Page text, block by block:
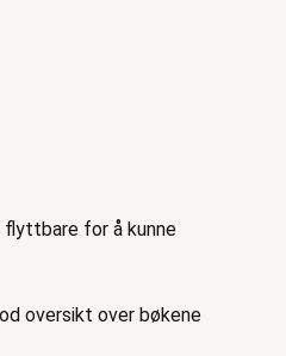
flyttbare for å kunne
oversikt over bøkene